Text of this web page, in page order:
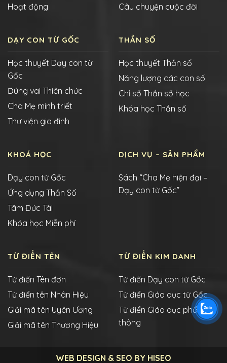
Hoạt động
Câu chuyện cuộc đời
DẠY CON TỪ GỐC
Học thuyết Dạy con từ
Gốc
Đúng vai Thiên chức
Cha Mẹ minh triết
Thư viện gia đình
THẦN SỐ
Học thuyết Thần số
Năng lượng các con số
Chỉ số Thần số học
Khóa học Thần số
KHOÁ HỌC
Dạy con từ Gốc
Ứng dụng Thần Số
Tâm Đức Tài
Khóa học Miễn phí
DỊCH VỤ – SẢN PHẨM
Sách “Cha Mẹ hiện đại –
Dạy con từ Gốc”
TỪ ĐIỂN TÊN
Từ điển Tên đơn
Từ điển tên Nhân Hiệu
Giải mã tên Uyên Ương
Giải mã tên Thương Hiệu
TỪ ĐIỂN KIM DANH
Từ điển Dạy con từ Gốc
Từ điển Giáo dục từ Gốc
Từ điển Giáo dục phổ
thông
WEB DESIGN & SEO BY HISEO